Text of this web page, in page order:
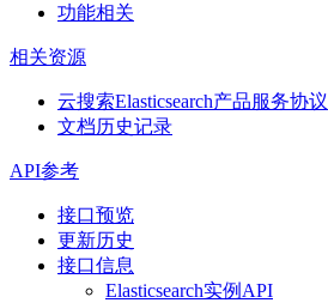
功能相关
相关资源
云搜索Elasticsearch产品服务协议
文档历史记录
API参考
接口预览
更新历史
接口信息
Elasticsearch实例API